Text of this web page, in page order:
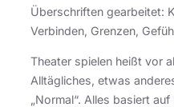
Überschriften gearbeitet:
Verbinden, Grenzen,
Theater spielen heißt vor
Alltägliches, etwas
„Normal“. Alles basiert